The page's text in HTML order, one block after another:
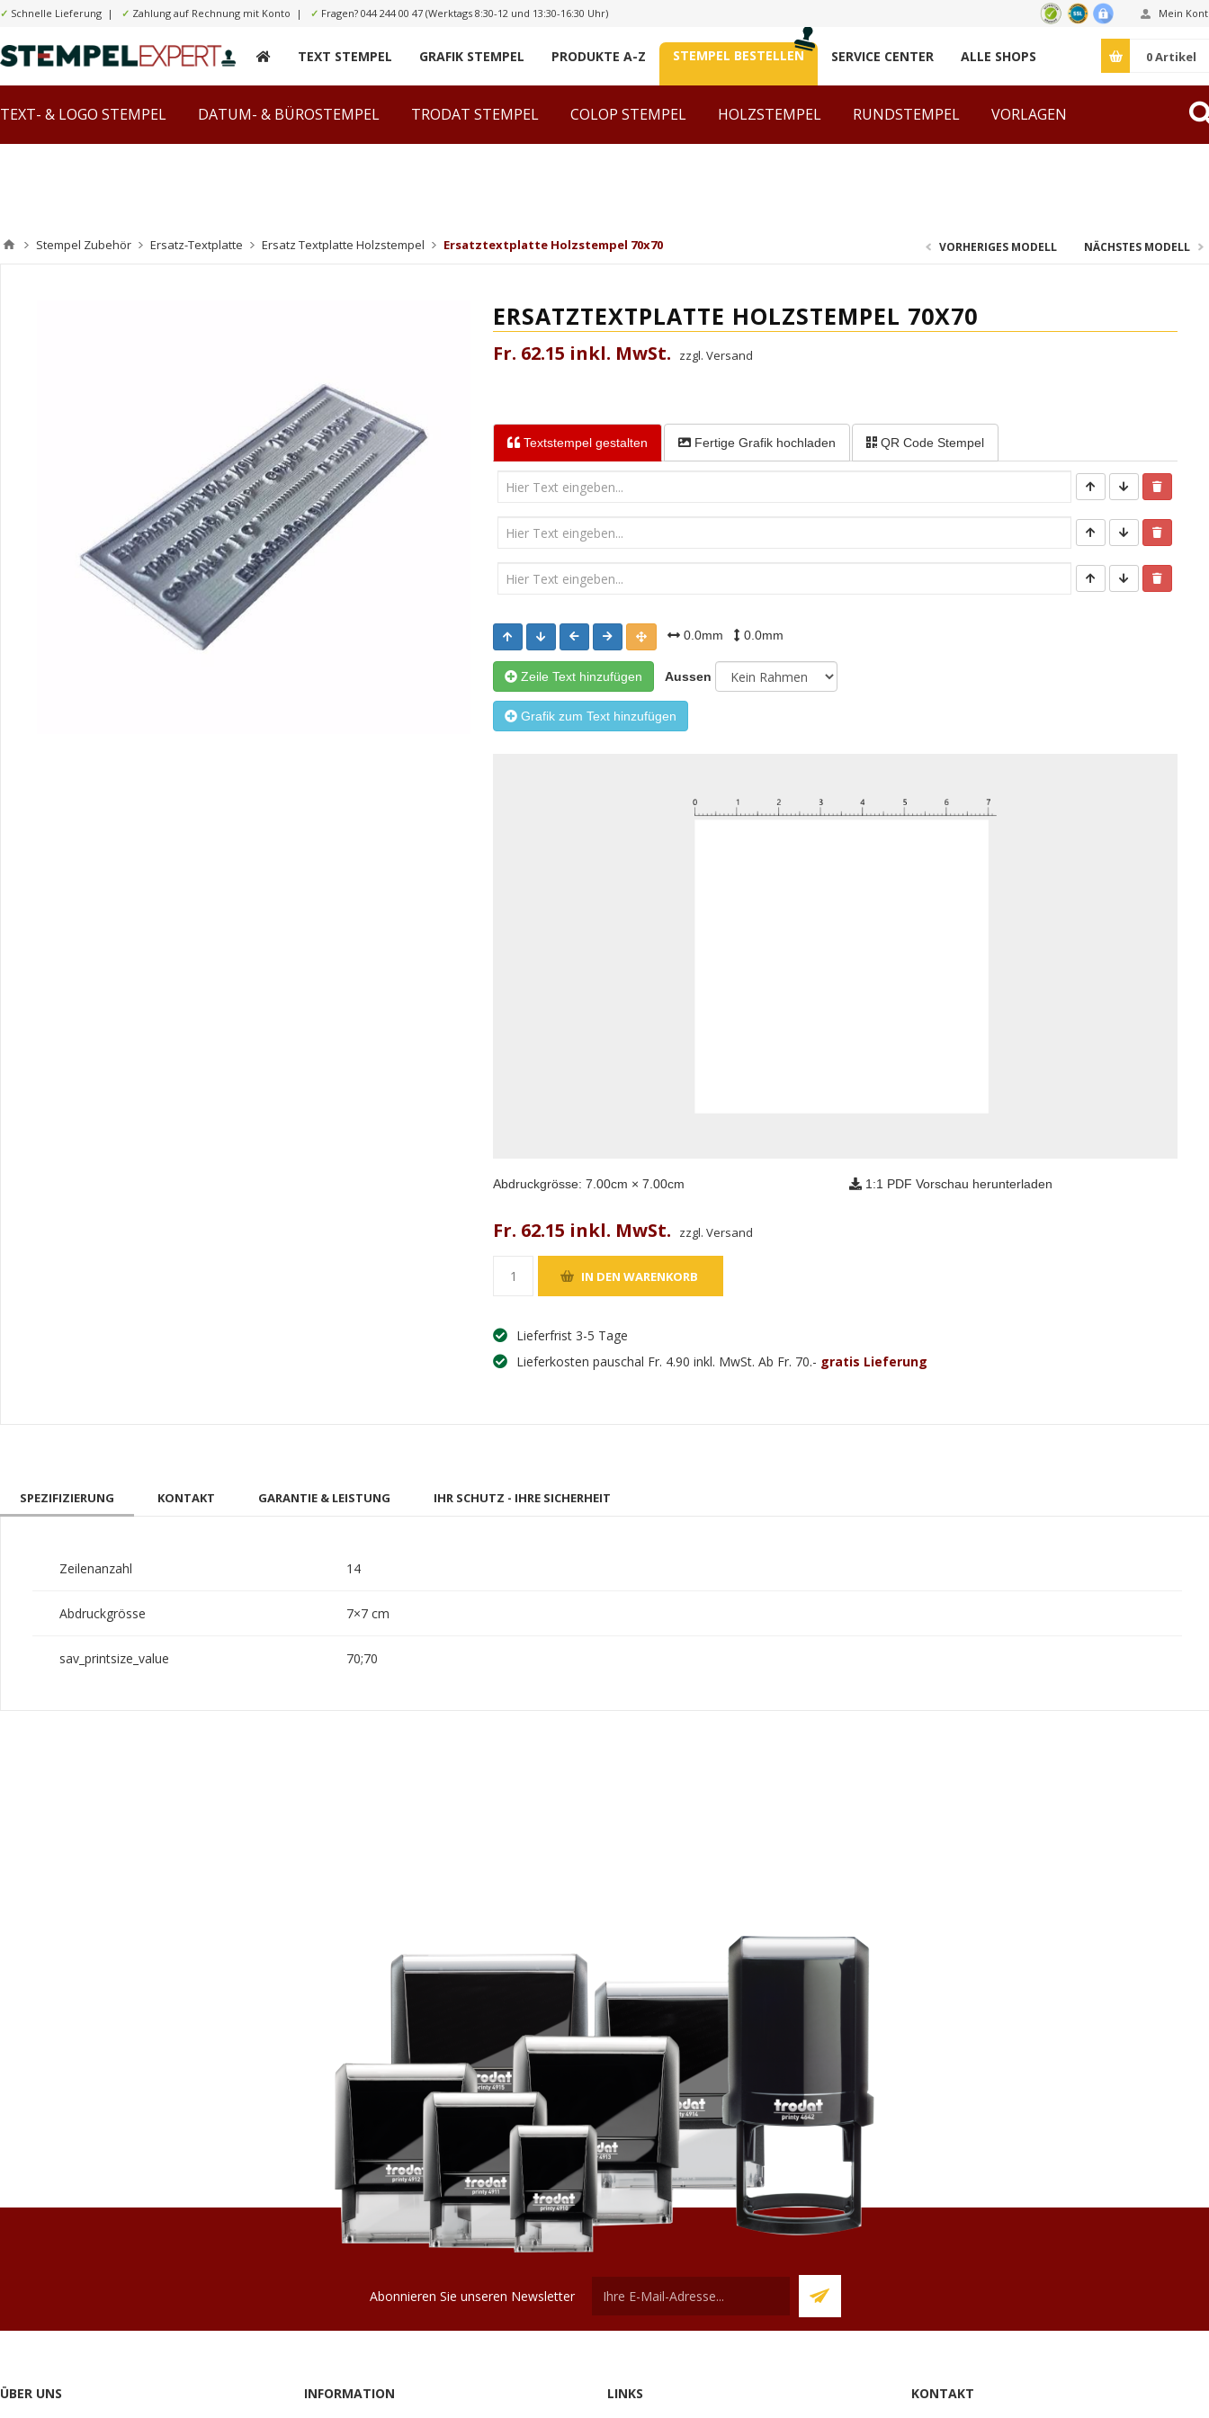
✓ Schnelle Lieferung | ✓ Zahlung auf Rechnung mit Konto | ✓ Fragen? 044 244 00 47 (Werktags 8:30-12 und 13:30-16:30 Uhr) Mein
TEXT STEMPEL GRAFIK STEMPEL PRODUKTE A-Z STEMPEL BESTELLEN SERVICE CENTER ALLE SHOPS 0Artikel
TEXT- & LOGO STEMPEL DATUM- & BÜROSTEMPEL TRODAT STEMPEL COLOP STEMPEL HOLZSTEMPEL RUNDSTEMPEL VORLAGEN
Stempel Zubehör Ersatz-Textplatte Ersatz Textplatte Holzstempel Ersatztextplatte Holzstempel 70x70 VORHERIGES MODELL NÄCHSTES MODELL
ERSATZTEXTPLATTE HOLZSTEMPEL 70X70
Fr. 62.15 inkl. MwSt. zzgl. Versand
Textstempel gestalten Fertige Grafik hochladen QR Code Stempel
0.0mm 0.0mm
Zeile Text hinzufügen Aussen
Grafik zum Text hinzufügen
Abdruckgrösse:7.00cm ×7.00cm 1:1 PDF Vorschau herunterladen
Fr. 62.15 inkl. MwSt. zzgl. Versand
Lieferfrist 3-5 Tage
Lieferkosten pauschal Fr. 4.90 inkl. MwSt. Ab Fr. 70.- gratis Lieferung
SPEZIFIZIERUNG KONTAKT GARANTIE & LEISTUNG IHR SCHUTZ - IHRE SICHERHEIT
Zeilenanzahl 14
Abdruckgrösse 7×7 cm
sav_printsize_value 70;70
Abonnieren Sie unseren Newsletter
ÜBER UNS INFORMATION LINKS KONTAKT